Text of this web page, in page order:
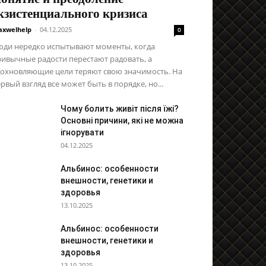
кризиса
- 04.12.2025 0
нередко испытывают моменты, когда
радости перестают радовать, а
цели теряют свою значимость. На
взгляд все может быть в порядке, но...
Чому болить живіт після їжі?
Основні причини, які не можна
ігнорувати
04.12.2025
Альбинос: особенности
внешности, генетики и
здоровья
13.10.2025
Альбинос: особенности
внешности, генетики и
здоровья